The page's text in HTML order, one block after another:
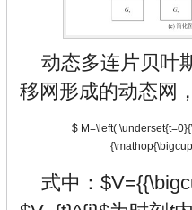
动态多连片贝叶
移网形成的动态网
$ M=\left(
式中：